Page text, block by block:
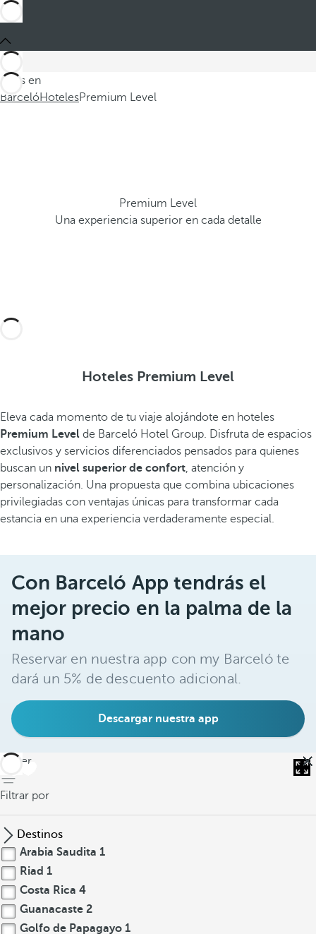
Estás en
BarcelóHotelesPremium Level
Premium Level
Una experiencia superior en cada detalle
Hoteles Premium Level
Eleva cada momento de tu viaje alojándote en hoteles
Premium Level de Barceló Hotel Group. Disfruta de espacios
exclusivos y servicios diferenciados pensados para quienes
buscan un nivel superior de confort, atención y
personalización. Una propuesta que combina ubicaciones
privilegiadas con ventajas únicas para transformar cada
estancia en una experiencia verdaderamente especial.
Con Barceló App tendrás el
mejor precio en la palma de la
mano
Reservar en nuestra app con my Barceló te
dará un 5% de descuento adicional.
Descargar nuestra app
volver
Filtrar por
Destinos
Arabia Saudita 1
Riad 1
Costa Rica 4
Guanacaste 2
Golfo de Papagayo 1